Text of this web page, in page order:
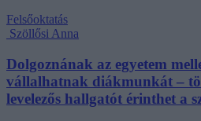
Felsőoktatás
Szöllősi Anna
Dolgoznának az egyetem
vállalhatnak diákmunkát –
levelezős hallgatót érinthet a